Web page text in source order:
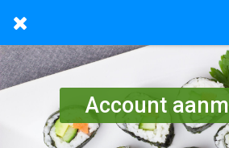
Account